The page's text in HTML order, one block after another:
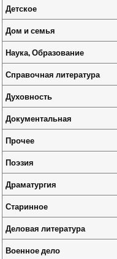
Детское
Дом и семья
Наука, Образование
Справочная литература
Духовность
Документальная
Прочее
Поэзия
Драматургия
Старинное
Деловая литература
Военное дело